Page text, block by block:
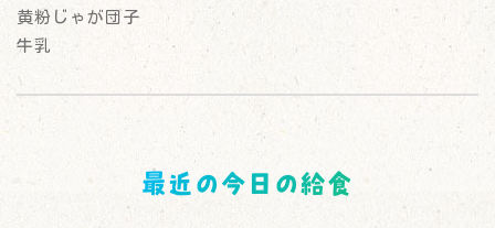
黄粉じゃが団子
牛乳
最近の今日の給食